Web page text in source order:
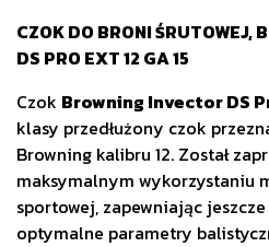
CZOK DO BRONI ŚRUTOWEJ,
DS PRO EXT 12 GA 15
Czok Browning Invector DS
klasy przedłużony czok
Browning kalibru 12. Został
maksymalnym wykorzystaniu
sportowej, zapewniając
optymalne parametry